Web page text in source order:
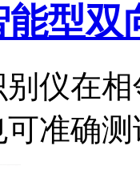
型双
仪在
准确测